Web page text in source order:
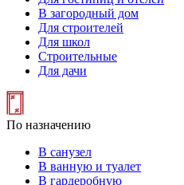
В загородный дом
Для строителей
Для школ
Строительные
Для дачи
По назначению
В санузел
В ванную и туалет
В гардеробную